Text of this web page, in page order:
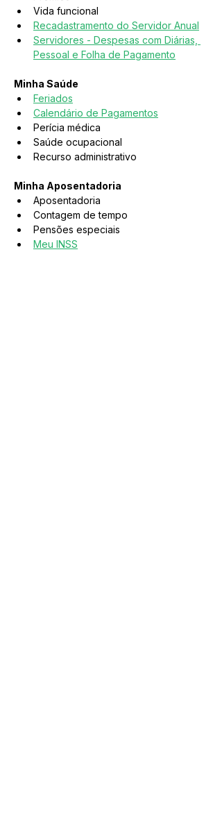
Vida funcional
Recadastramento do Servidor Anual
Servidores - Despesas com Diárias,
Pessoal e Folha de Pagamento
Minha Saúde
Feriados
Calendário de Pagamentos
Perícia médica
Saúde ocupacional
Recurso administrativo
Minha Aposentadoria
Aposentadoria
Contagem de tempo
Pensões especiais
Meu INSS